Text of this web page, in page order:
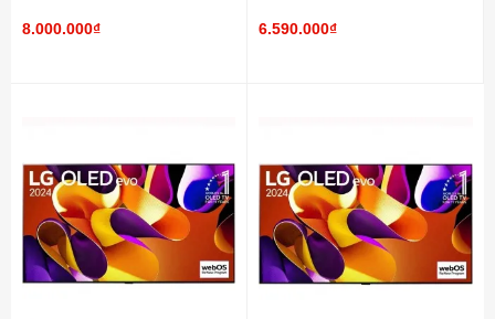
8.000.000₫ 6.590.000₫